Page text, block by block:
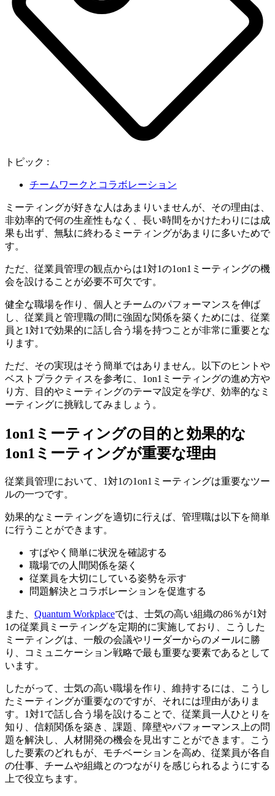
トピック :
チームワークとコラボレーション
ミーティングが好きな人はあまりいませんが、その理由は、
非効率的で何の生産性もなく、長い時間をかけたわりには成
果も出ず、無駄に終わるミーティングがあまりに多いためで
す。
ただ、従業員管理の観点からは1対1の1on1ミーティングの機
会を設けることが必要不可欠です。
健全な職場を作り、個人とチームのパフォーマンスを伸ば
し、従業員と管理職の間に強固な関係を築くためには、従業
員と1対1で効果的に話し合う場を持つことが非常に重要とな
ります。
ただ、その実現はそう簡単ではありません。以下のヒントや
ベストプラクティスを参考に、1on1ミーティングの進め方や
り方、目的やミーティングのテーマ設定を学び、効率的なミ
ーティングに挑戦してみましょう。
1on1ミーティングの目的と効果的な
1on1ミーティングが重要な理由
従業員管理において、1対1の1on1ミーティングは重要なツー
ルの一つです。
効果的なミーティングを適切に行えば、管理職は以下を簡単
に行うことができます。
すばやく簡単に状況を確認する
職場での人間関係を築く
従業員を大切にしている姿勢を示す
問題解決とコラボレーションを促進する
また、 Quantum Workplaceでは、士気の高い組織の86％が1対
1の従業員ミーティングを定期的に実施しており、こうした
ミーティングは、一般の会議やリーダーからのメールに勝
り、コミュニケーション戦略で最も重要な要素であるとして
います。
したがって、士気の高い職場を作り、維持するには、こうし
たミーティングが重要なのですが、それには理由がありま
す。1対1で話し合う場を設けることで、従業員一人ひとりを
知り、信頼関係を築き、課題、障壁やパフォーマンス上の問
題を解決し、人材開発の機会を見出すことができます。こう
した要素のどれもが、モチベーションを高め、従業員が各自
の仕事、チームや組織とのつながりを感じられるようにする
上で役立ちます。